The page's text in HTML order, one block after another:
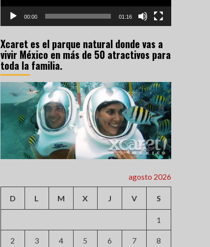
00:00 01:16
Xcaret es el parque natural donde vas a
vivir México en más de 50 atractivos para
toda la familia.
agosto 2026
D L M X J V S
1
2 3 4 5 6 7 8